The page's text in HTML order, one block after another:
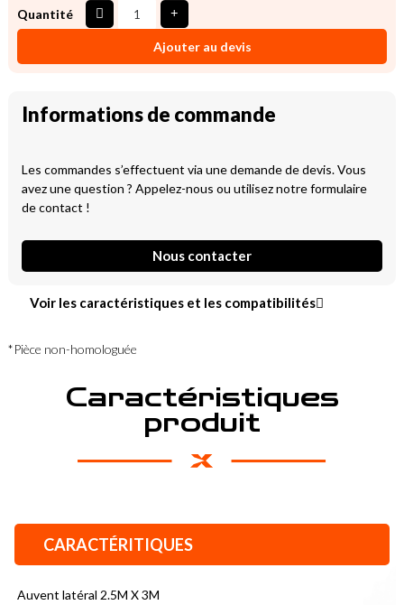
Quantité
Ajouter au devis
Informations de commande
Les commandes s’effectuent via une demande de devis. Vous
avez une question ? Appelez-nous ou utilisez notre formulaire
de contact !
Nous contacter
Voir les caractéristiques et les compatibilités
*Pièce non-homologuée
Caractéristiques
produit
CARACTÉRITIQUES
Auvent latéral 2.5M X 3M